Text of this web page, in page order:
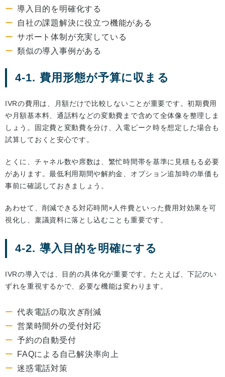
導入目的を明確化する
自社の課題解決に役立つ機能がある
サポート体制が充実している
類似の導入事例がある
4-1. 費用形態が予算に収まる
IVRの費用は、月額だけで比較しないことが重要です。初期費用
や月額基本料、通話料などの変動費まで含めて全体像を整理しま
しょう。固定費と変動費を分け、入電ピーク時を想定した場合も
試算しておくと安心です。
とくに、チャネル数や席数は、繁忙時間帯を基準に見積もる必要
があります。最低利用期間や解約金、オプション追加時の単価も
事前に確認しておきましょう。
あわせて、削減できる対応時間×人件費といった費用対効果を可
視化し、稟議資料に落とし込むことも重要です。
4-2. 導入目的を明確にする
IVRの導入では、目的の具体化が重要です。たとえば、下記のい
ずれを重視するかで、必要な機能は変わります。
代表電話の取次ぎ削減
営業時間外の受付対応
予約の自動受付
FAQによる自己解決率向上
迷惑電話対策